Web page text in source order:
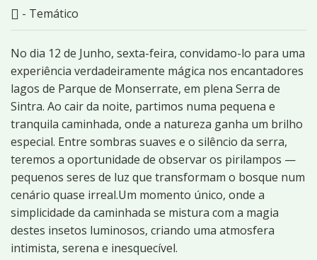
- Temático
No dia 12 de Junho, sexta-feira, convidamo-lo para uma
experiência verdadeiramente mágica nos encantadores
lagos de Parque de Monserrate, em plena Serra de
Sintra. Ao cair da noite, partimos numa pequena e
tranquila caminhada, onde a natureza ganha um brilho
especial. Entre sombras suaves e o silêncio da serra,
teremos a oportunidade de observar os pirilampos —
pequenos seres de luz que transformam o bosque num
cenário quase irreal.Um momento único, onde a
simplicidade da caminhada se mistura com a magia
destes insetos luminosos, criando uma atmosfera
intimista, serena e inesquecível.